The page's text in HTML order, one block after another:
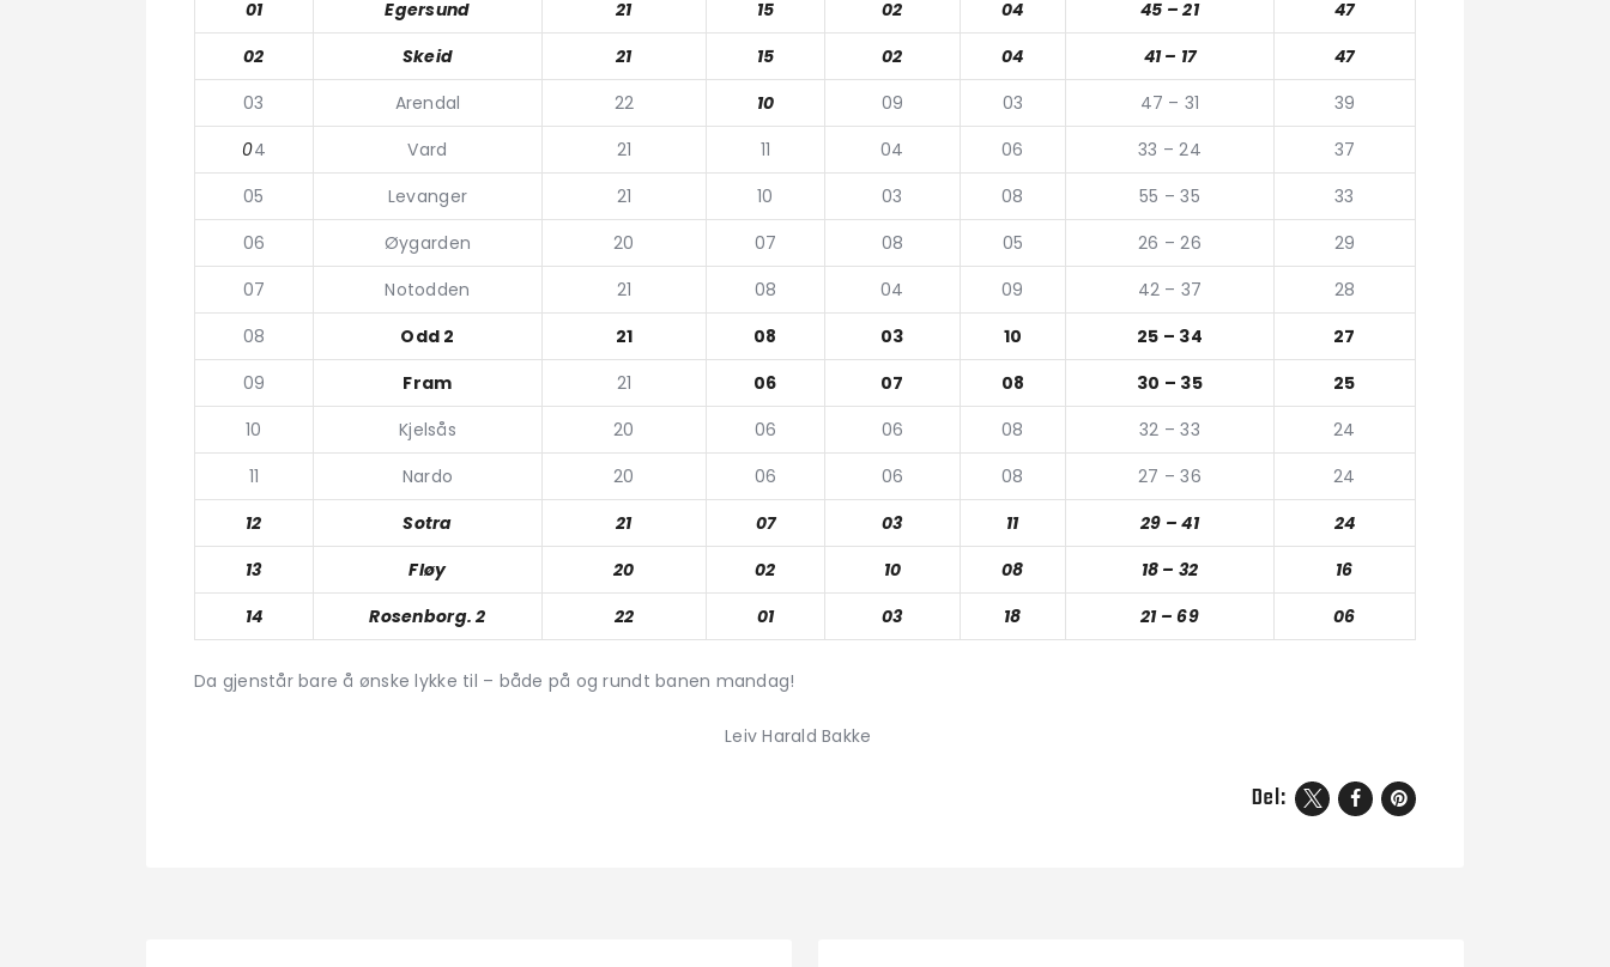
01
Egersund 21 15 02 04 45 – 21
47
02
Skeid 21 15 02 04 41 – 17
47
03
Arendal 22 10 09 03 47 – 31
39
04 Vard 21 11 04 06 33 – 24
37
05
Levanger 21 10 03 08 55 – 35
33
06
Øygarden 20 07 08 05 26 – 26
29
07
Notodden 21 08 04 09 42 – 37
28
08
Odd 2 21 08 03 10 25 – 34
27
09
Fram 21 06 07 08 30 – 35
25
10
Kjelsås 20 06 06 08 32 – 33
24
11
Nardo 20 06 06 08 27 – 36
24
12
Sotra 21 07 03 11 29 – 41
24
13
Fløy 20 02 10 08 18 – 32
16
14
Rosenborg. 2 22 01 03 18 21 – 69 06
Da gjenstår bare å ønske lykke til – både på og rundt banen mandag!
Leiv Harald Bakke
Del: